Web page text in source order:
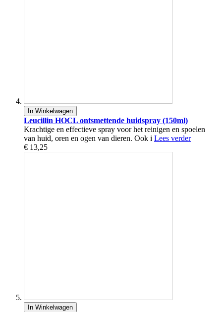
In Winkelwagen
Leucillin HOCL ontsmettende huidspray (150ml)
Krachtige en effectieve spray voor het reinigen en spoelen
van huid, oren en ogen van dieren. Ook i Lees verder
€ 13,25
In Winkelwagen